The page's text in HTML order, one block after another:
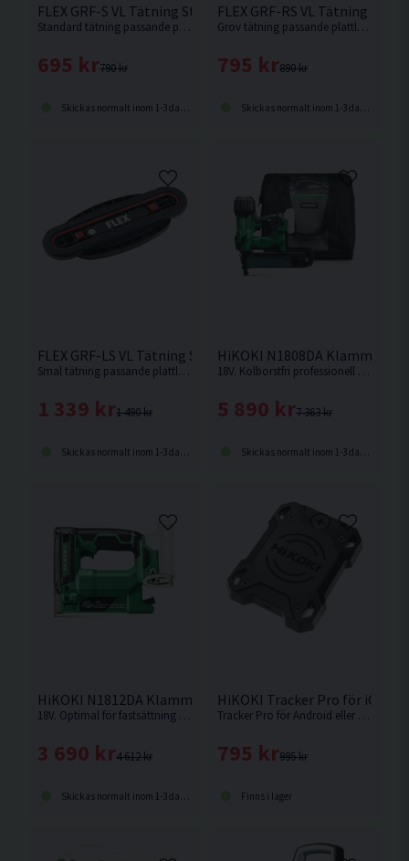
FLEX GRF-S VL Tätning Standard VLP18
Standard tätning passande plattlyften FLEX VLP18.0.
790 kr
695 kr
Skickas normalt inom 1-3 dagar
FLEX GRF-RS VL Tätning Grov
Grov tätning passande plattlyften FLEX VLP18.0.
890 kr
795 kr
Skickas normalt inom 1-3 dagar
FLEX GRF-LS VL Tätning Smal VLP18
Smal tätning passande plattlyften FLEX VLP18.0.
1 490 kr
1 339 kr
Skickas normalt inom 1-3 dagar
HiKOKI N1808DA
18V. Kolborstfri professionell klammerpistol på 50 mm för fastsättning av fibergipsskivor och OSB.
7 363 kr
5 890 kr
Skickas normalt inom 1-3 dagar
HiKOKI N1812DA Klammerpistol 18V <13mm
18V. Optimal för fastsättning av tyger, läder, folier, plast och kartong. Levereras utan batteri och laddare.
4 612 kr
3 690 kr
Skickas normalt inom 1-3 dagar
HiKOKI Tracker Pro för iOS
Tracker Pro för Android eller Apple/iOS: Hitta ditt verktyg var som helst över hela världen med din Android-mobil eller iPhone
995 kr
795 kr
Finns i lager